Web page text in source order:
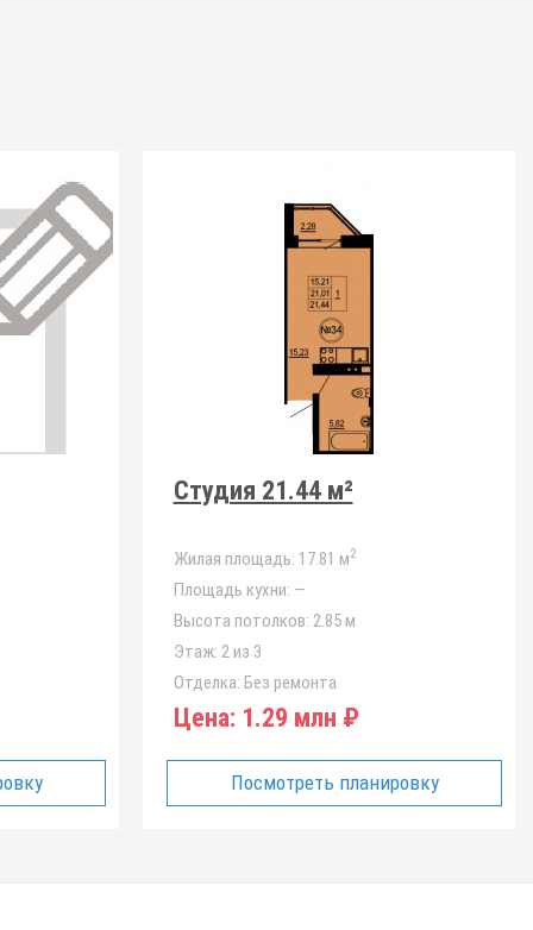
Студия 21.44 м²
Жилая площадь: 17.81 м2
Площадь кухни: —
Высота потолков: 2.85 м
Этаж: 2 из 3
Отделка: Без ремонта
Цена: 1.29 млн ₽
Посмотреть планировку